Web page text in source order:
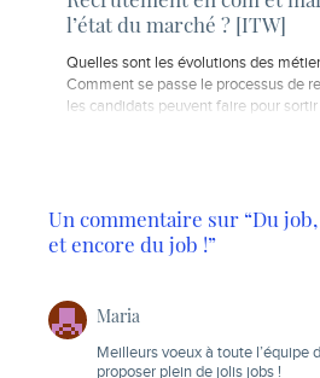
l’état du marché ? [ITW]
Quelles sont les évolutions des
Comment se passe le processus de
les candidats peuvent faire pour
Un commentaire sur “Du
et encore du job !”
Maria
Meilleurs voeux à toute l’équipe
proposer plein de jolis jobs !